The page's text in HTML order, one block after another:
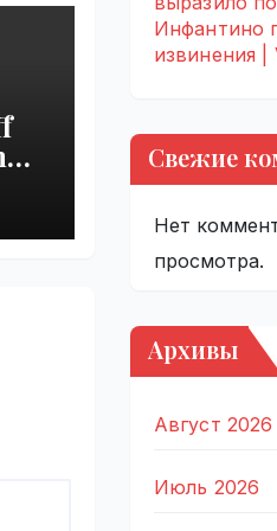
Инфантино
извинения |
Свежие
Нет
просмотра.
Архивы
Август 2026
Июль 2026